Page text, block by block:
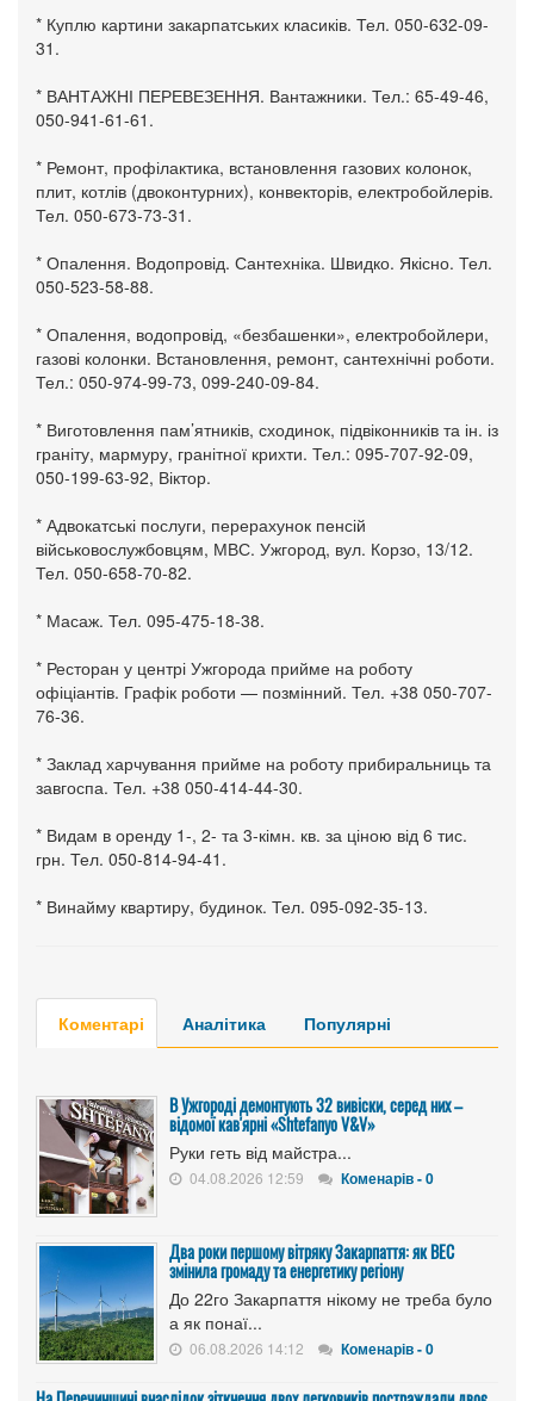
* Куплю картини закарпатських класиків. Тел. 050-632-09-
31.
* ВАНТАЖНІ ПЕРЕВЕЗЕННЯ. Вантажники. Тел.: 65-49-46,
050-941-61-61.
* Ремонт, профілактика, встановлення газових колонок,
плит, котлів (двоконтурних), конвекторів, електробойлерів.
Тел. 050-673-73-31.
* Опалення. Водопровід. Сантехніка. Швидко. Якісно. Тел.
050-523-58-88.
* Опалення, водопровід, «безбашенки», електробойлери,
газові колонки. Встановлення, ремонт, сантехнічні роботи.
Тел.: 050-974-99-73, 099-240-09-84.
* Виготовлення пам’ятників, сходинок, підвіконників та ін. із
граніту, мармуру, гранітної крихти. Тел.: 095-707-92-09,
050-199-63-92, Віктор.
* Адвокатські послуги, перерахунок пенсій
військовослужбовцям, МВС. Ужгород, вул. Корзо, 13/12.
Тел. 050-658-70-82.
* Масаж. Тел. 095-475-18-38.
* Ресторан у центрі Ужгорода прийме на роботу
офіціантів. Графік роботи — позмінний. Тел. +38 050-707-
76-36.
* Заклад харчування прийме на роботу прибиральниць та
завгоспа. Тел. +38 050-414-44-30.
* Видам в оренду 1-, 2- та 3-кімн. кв. за ціною від 6 тис.
грн. Тел. 050-814-94-41.
* Винайму квартиру, будинок. Тел. 095-092-35-13.
Коментарі Аналітика Популярні
В Ужгороді демонтують 32 вивіски, серед них –
відомої кав'ярні «Shtefanyo V&V»
Руки геть від майстра...
04.08.2026 12:59 Коменарів - 0
Два роки першому вітряку Закарпаття: як ВЕС
змінила громаду та енергетику регіону
До 22го Закарпаття нікому не треба було
а як понаї...
06.08.2026 14:12 Коменарів - 0